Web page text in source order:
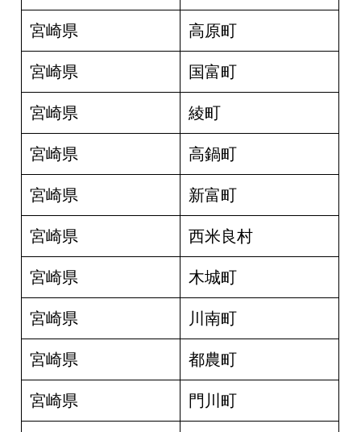
宮崎県 高原町
宮崎県 国富町
宮崎県 綾町
宮崎県 高鍋町
宮崎県 新富町
宮崎県 西米良村
宮崎県 木城町
宮崎県 川南町
宮崎県 都農町
宮崎県 門川町